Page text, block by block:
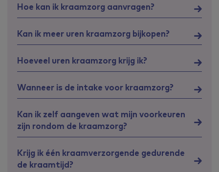
Hoe kan ik kraamzorg aanvragen?
Kan ik meer uren kraamzorg bijkopen?
Hoeveel uren kraamzorg krijg ik?
Wanneer is de intake voor kraamzorg?
Kan ik zelf aangeven wat mijn voorkeuren
zijn rondom de kraamzorg?
Krijg ik één kraamverzorgende gedurende
de kraamtijd?